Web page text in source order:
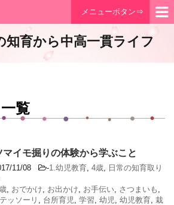
メニューボタン⇒
知育から中高一貫ライフ
覧
マイモ掘りの体験から学ぶこと
11/08 -1.幼児教育, 4歳, 日常の知育取り
, おでかけ, お出かけ, お手伝い, さつまいも ,
ッソーリ , 台所育児, 学習, 幼児, 幼児教育, 栽